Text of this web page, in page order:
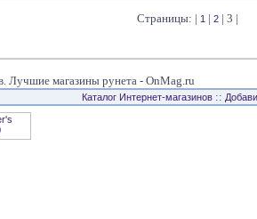
Страницы: | 1 | 2 | 3 |
Лучшие магазины рунета - OnMag.ru
Каталог Интернет-магазинов ::